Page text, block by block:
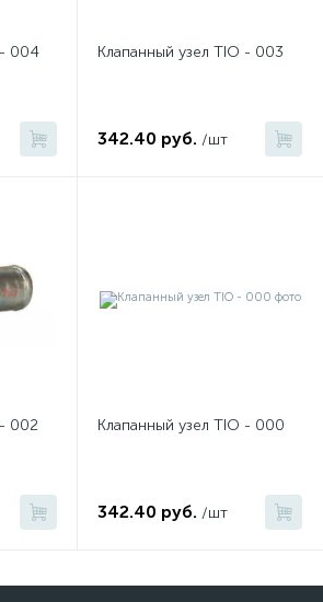
элементы)
90
- 004 Клапанный узел TIO - 003
342.40 руб. /шт
002 Клапанный узел TIO - 000
342.40 руб. /шт